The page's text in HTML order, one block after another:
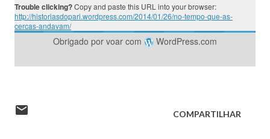
Trouble clicking?Copy and paste this URL into your browser:
http://historiasdopari.wordpress.com/2014/01/26/no-tempo-que-as-
cercas-andavam/
Obrigado por voar com WordPress.com
COMPARTILHAR